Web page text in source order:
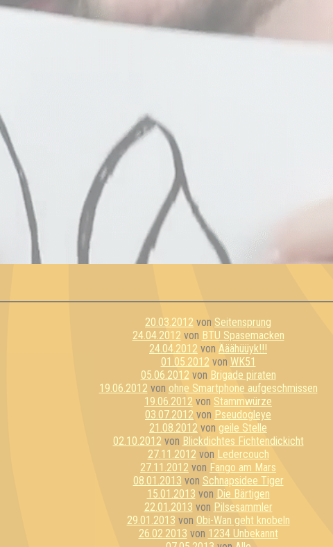
20.03.2012 von Seitensprung
24.04.2012 von BTU Spasemacken
24.04.2012 von Ääähüüyk!!!
01.05.2012 von WK51
05.06.2012 von Brigade piraten
19.06.2012 von ohne Smartphone aufgeschmissen
19.06.2012 von Stammwürze
03.07.2012 von Pseudogleye
21.08.2012 von geile Stelle
02.10.2012 von Blickdichtes Fichtendickicht
27.11.2012 von Ledercouch
27.11.2012 von Fango am Mars
08.01.2013 von Schnapsidee Tiger
15.01.2013 von Die Bärtigen
22.01.2013 von Pilsesammler
29.01.2013 von Obi-Wan geht knobeln
26.02.2013 von 1234 Unbekannt